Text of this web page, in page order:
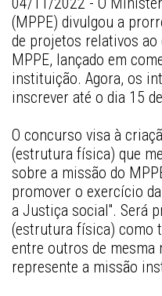
(MPPE) divulgou a
de projetos relativos
MPPE, lançado em
instituição. Agora, os
inscrever até o dia 15
O concurso visa à
(estrutura física) que
sobre a missão do
promover o exercício
a Justiça social''. Será
(estrutura física) como
entre outros de mesma
represente a missão